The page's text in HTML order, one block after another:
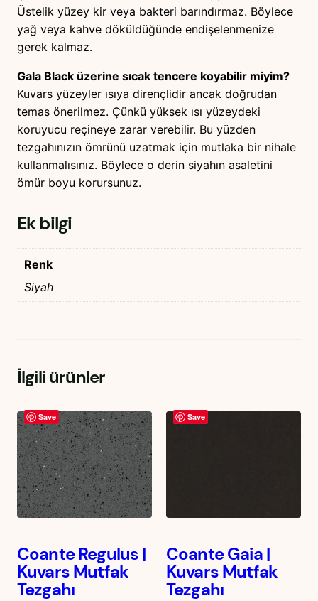
Üstelik yüzey kir veya bakteri barındırmaz. Böylece
yağ veya kahve döküldüğünde endişelenmenize
gerek kalmaz.
Gala Black üzerine sıcak tencere koyabilir miyim?
Kuvars yüzeyler ısıya dirençlidir ancak doğrudan
temas önerilmez. Çünkü yüksek ısı yüzeydeki
koruyucu reçineye zarar verebilir. Bu yüzden
tezgahınızın ömrünü uzatmak için mutlaka bir nihale
kullanmalısınız. Böylece o derin siyahın asaletini
ömür boyu korursunuz.
Ek bilgi
Renk
Siyah
İlgili ürünler
Save
Coante Regulus |
Kuvars Mutfak
Tezgahı
Save
Coante Gaia |
Kuvars Mutfak
Tezgahı